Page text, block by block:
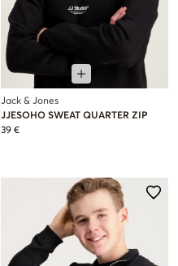
Jack & Jones
JJESOHO SWEAT QUARTER ZIP
39 €